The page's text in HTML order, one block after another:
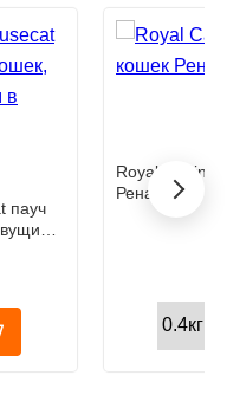
пауч
Royal Canin
Ренал
›